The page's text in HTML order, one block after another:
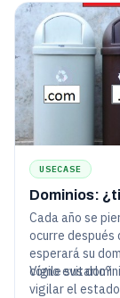
USECASE
Dominios:
Cada año se
ocurre después
esperará su
cómo evitarlo?
Vigile sus
vigilar el